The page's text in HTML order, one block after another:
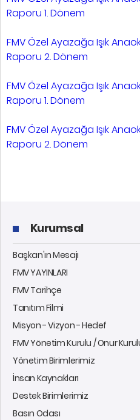
Raporu 1. Dönem
FMV Özel Ayazağa Işık
Raporu 2. Dönem
FMV Özel Ayazağa Işık
Raporu 1. Dönem
FMV Özel Ayazağa Işık
Raporu 2. Dönem
Kurumsal
Başkan'ın Mesajı
FMV YAYINLARI
FMV Tarihçe
Tanıtım Filmi
Misyon - Vizyon - Hedef
FMV Yönetim Kurulu / Onur
Yönetim Birimlerimiz
İnsan Kaynakları
Destek Birimlerimiz
Basın Odası